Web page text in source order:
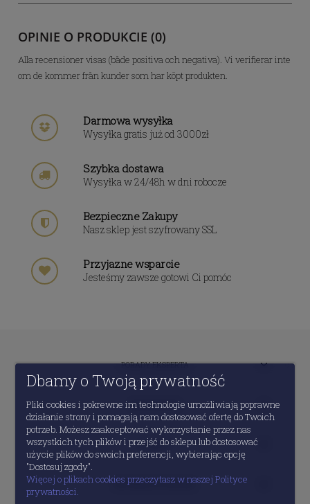
OPINIE O PRODUKCIE (0)
Alla recensioner visas (både positiva och negativa). Vi verifierar inte
om de kommer från kunder som har köpt produkten.
Darmowa wysyłka
Wysyłka gratis już od 3000zł
Szybka dostawa
Wysyłka w 24/48h w dni robocze
Bezpieczne Zakupy
Nasz sklep jest szyfrowany SSL
Przyjazne wsparcie
Jesteśmy zawsze gotowi Ci pomóc
PORADY EKSPERTA
MOJE KONTO
POMOC
INFORMACJE PRAWNE
Dbamy o Twoją prywatność
Pliki cookies i pokrewne im technologie umożliwiają poprawne
działanie strony i pomagają nam dostosować ofertę do Twoich
potrzeb. Możesz zaakceptować wykorzystanie przez nas
wszystkich tych plików i przejść do sklepu lub dostosować
użycie plików do swoich preferencji, wybierając opcję
"Dostosuj zgody".
Więcej o plikach cookies przeczytasz w naszej Polityce
prywatności.